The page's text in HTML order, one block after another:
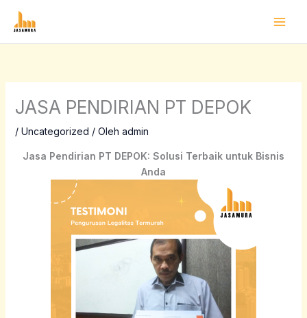
JASA PENDIRIAN PT DEPOK
/ Uncategorized / Oleh admin
Jasa Pendirian PT DEPOK: Solusi Terbaik untuk Bisnis
Anda